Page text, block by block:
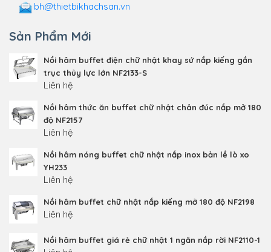
bh@thietbikhachsan.vn
Sản Phẩm Mới
Nồi hâm buffet điện chữ nhật khay sứ nắp kiếng gắn
trục thủy lực lớn NF2133-S
Liên hệ
Nồi hâm thức ăn buffet chữ nhật chân đúc nắp mở 180
độ NF2157
Liên hệ
Nồi hâm nóng buffet chữ nhật nắp inox bản lề lò xo
YH233
Liên hệ
Nồi hâm buffet chữ nhật nắp kiếng mở 180 độ NF2198
Liên hệ
Nồi hâm buffet giá rẻ chữ nhật 1 ngăn nắp rời NF2110-1